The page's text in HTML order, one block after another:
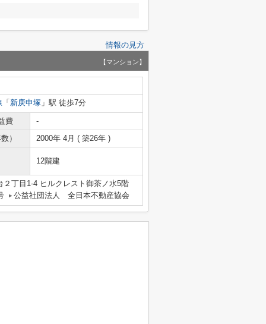
情報の見方
【マンション】
「 新庚申塚 」駅 徒歩7分
費
-
）
2000年 4月 ( 築26年 )
12階建
丁目1-4 ヒルクレスト御茶ノ水5階
公益社団法人 全日本不動産協会